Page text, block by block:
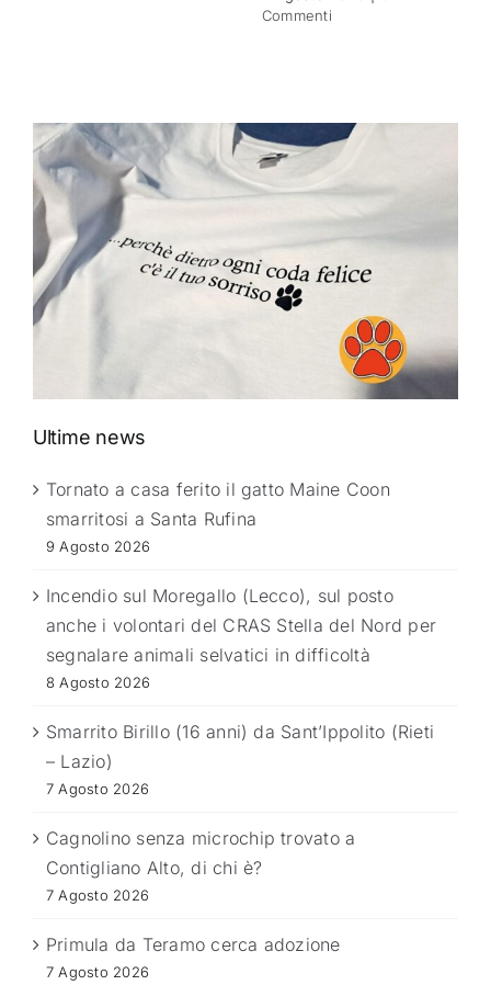
Commenti
Ultime news
Tornato a casa ferito il gatto Maine Coon
smarritosi a Santa Rufina
9 Agosto 2026
Incendio sul Moregallo (Lecco), sul posto
anche i volontari del CRAS Stella del Nord per
segnalare animali selvatici in difficoltà
8 Agosto 2026
Smarrito Birillo (16 anni) da Sant’Ippolito (Rieti
– Lazio)
7 Agosto 2026
Cagnolino senza microchip trovato a
Contigliano Alto, di chi è?
7 Agosto 2026
Primula da Teramo cerca adozione
7 Agosto 2026